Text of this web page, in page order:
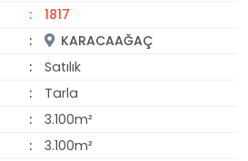
1817
KARACAAĞAÇ
Satılık
Tarla
3.100m²
3.100m²